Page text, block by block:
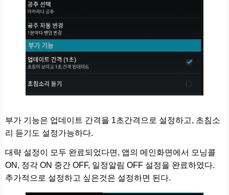
부가 기능은 업데이트 간격을 1초간격으로 설정하고, 초침소
리 듣기도 설정가능하다.
대략 설정이 모두 완료되었다면, 앱의 메인화면에서 모닝콜
ON, 정각 ON 중간 OFF, 일정알림 OFF 설정을 완료하였다.
추가적으로 설정하고 싶은것은 설정하면 된다.